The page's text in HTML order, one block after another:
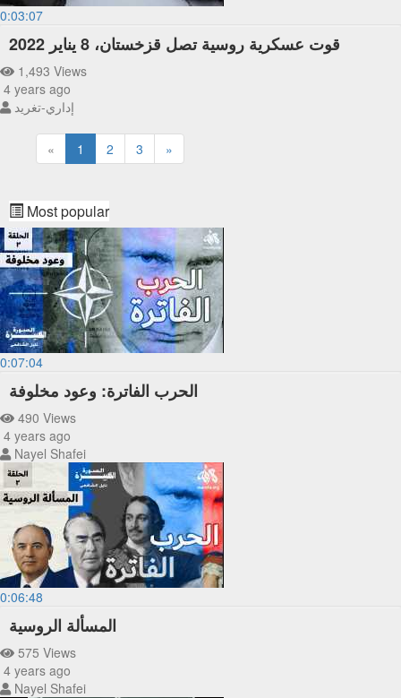
0:03:07
قوت عسكرية روسية تصل قزخستان، 8 يناير 2022
1,493 Views
4 years ago
إداري-تغريد
« 1 2 3 »
Most popular
0:07:04
الحرب الفاترة: وعود مخلوفة
490 Views
4 years ago
Nayel Shafei
0:06:48
المسألة الروسية
575 Views
4 years ago
Nayel Shafei